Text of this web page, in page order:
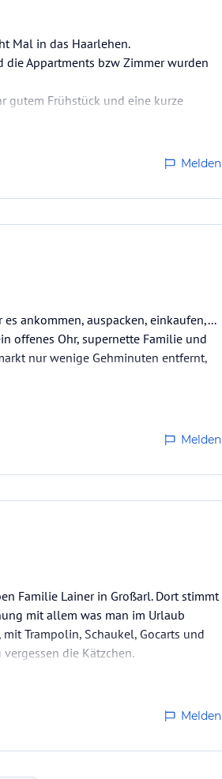
Mal in das Haarlehen.
Appartments bzw Zimmer wurden
gutem Frühstück und eine kurze
zu…
Melden
ankommen, auspacken, einkaufen,...
offenes Ohr, supernette Familie und
nur wenige Gehminuten entfernt,
Melden
Familie Lainer in Großarl. Dort stimmt
mit allem was man im Urlaub
Trampolin, Schaukel, Gocarts und
die Kätzchen.
Melden